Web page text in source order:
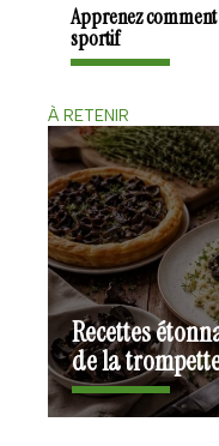
Apprenez
sportif
À RETENIR
Recettes
de la